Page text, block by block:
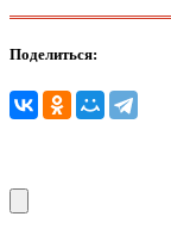
Поделиться: